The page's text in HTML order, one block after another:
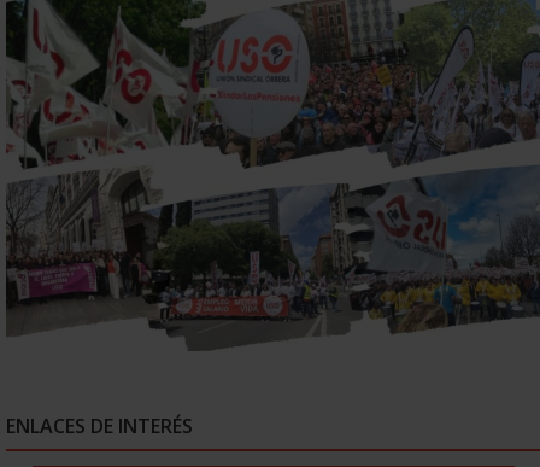
ENLACES DE INTERÉS